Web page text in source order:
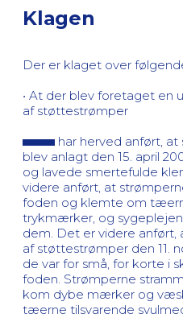
Klagen
Der er klaget over
• At der blev foretaget
af støttestrømper
har herved anført,
blev anlagt den 15. april
og lavede smertefulde
videre anført, at
foden og klemte om
trykmærker, og
dem. Det er videre
af støttestrømper den 11.
de var for små, for korte i
foden. Strømperne
kom dybe mærker og
tæerne tilsvarende